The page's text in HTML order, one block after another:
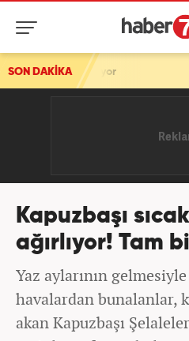
SON DAKİKA
Kapuzbaşı
ağırlıyor! Tam
Yaz aylarının
havalardan bunalanlar,
akan Kapuzbaşı